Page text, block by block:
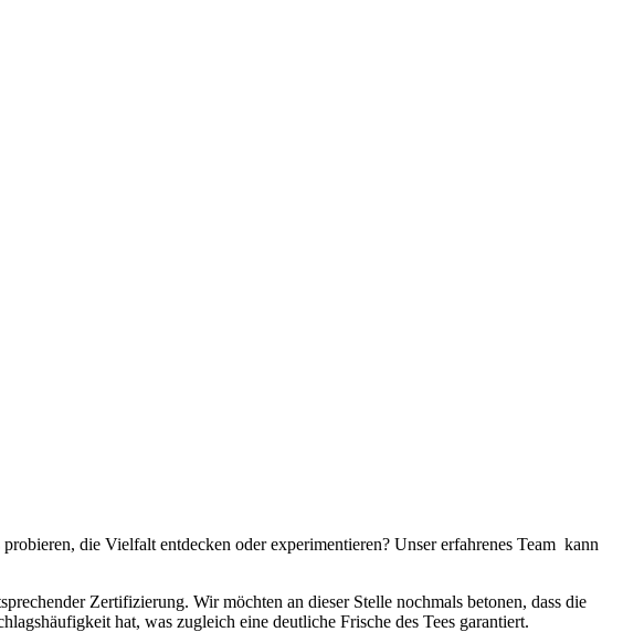
die Vielfalt entdecken oder experimentieren? Unser erfahrenes Team kann
Zertifizierung. Wir möchten an dieser Stelle nochmals betonen, dass die
hat, was zugleich eine deutliche Frische des Tees garantiert.